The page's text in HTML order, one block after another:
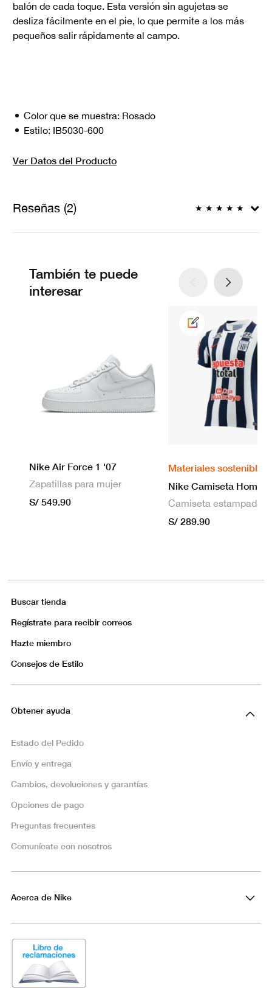
balón de cada toque. Esta versión sin agujetas se
desliza fácilmente en el pie, lo que permite a los más
pequeños salir rápidamente al campo.
Color que se muestra: Rosado
Estilo: IB5030-600
Ver Datos del Producto
Reseñas (2) ★ ★ ★ ★ ★
También te puede
interesar
Nike Air Force 1 '07
Zapatillas para mujer
S/ 549.90
Materiales sostenibles
S/ 289.90
Buscar tienda
Regístrate para recibir correos
Hazte miembro
Consejos de Estilo
Obtener ayuda
Estado del Pedido
Envío y entrega
Cambios, devoluciones y garantías
Opciones de pago
Preguntas frecuentes
Comunícate con nosotros
Acerca de Nike